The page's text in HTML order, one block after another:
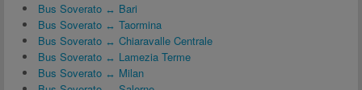
Bus Soverato ↔ Bari
Bus Soverato ↔ Taormina
Bus Soverato ↔ Chiaravalle Centrale
Bus Soverato ↔ Lamezia Terme
Bus Soverato ↔ Milan